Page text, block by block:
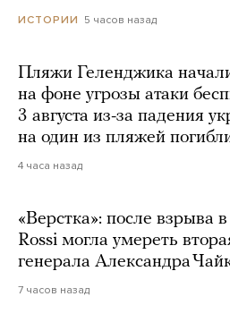
ИСТОРИИ 5 часов назад
Пляжи Геленджика
на фоне угрозы атаки
3 августа из-за падения
на один из пляжей
4 часа назад
«Верстка»: после взрыва
Rossi могла умереть
генерала Александра
7 часов назад